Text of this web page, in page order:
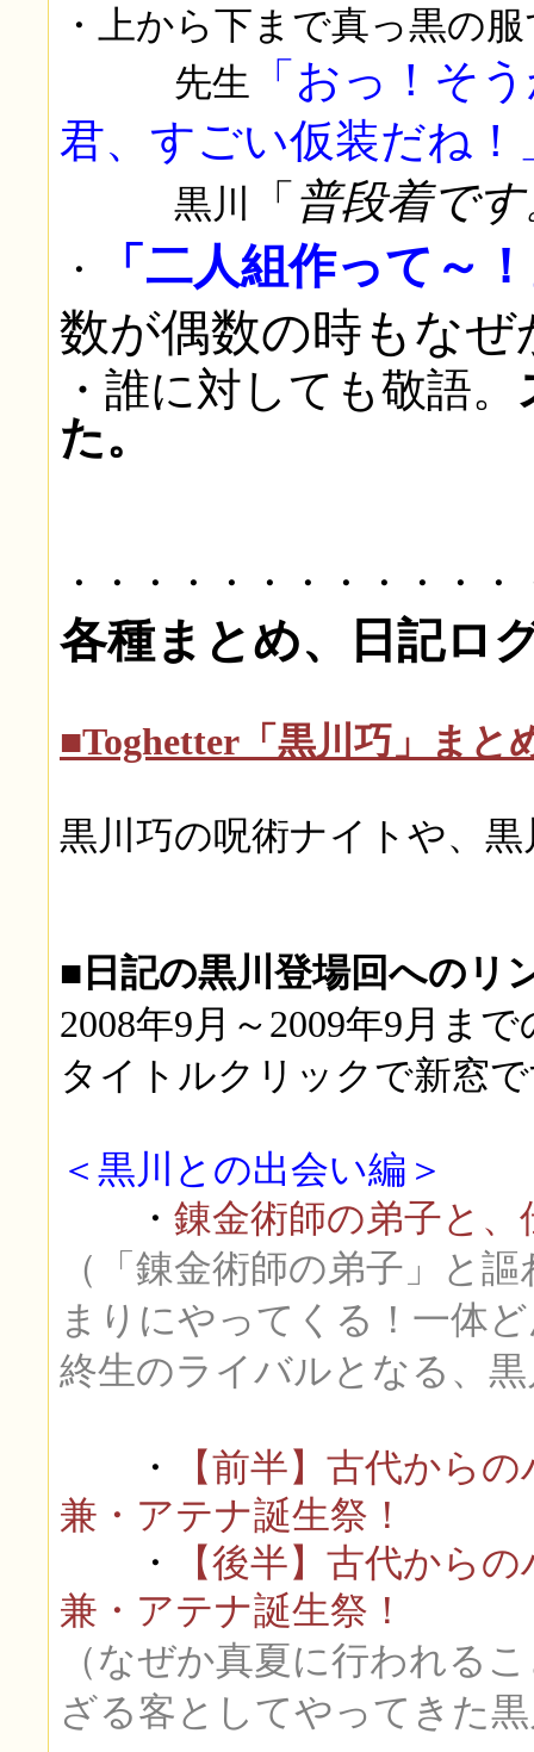
・上から下まで真っ黒の
先生
「おっ！そ
君、すごい仮装だね！
黒川 「 普段着で
・ 「二人組作って～
数が偶数の時もな
・誰に対しても敬語。
た。
・・・・・・・・・・・
各種まとめ、日記ロ
■Toghetter「黒川巧」まと
黒川巧の呪術ナイトや、
■日記の黒川登場回へのリ
2008年9月～2009年9月ま
タイトルクリックで新窓
＜黒川との出会い編＞
・ 錬金術師の弟子と
（「錬金術師の弟子」と
まりにやってくる！一体
終生のライバルとなる、
・
【前半】古代から
兼・アテナ誕生祭！
・
【後半】古代から
兼・アテナ誕生祭！
（なぜか真夏に行われる
ざる客としてやってきた